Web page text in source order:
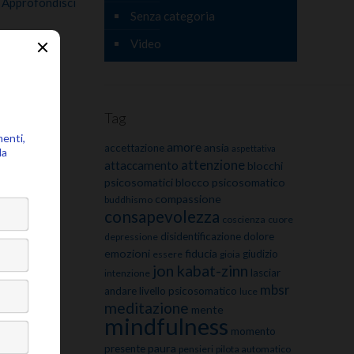
Senza categoria
Video
Tag
accettazione amore ansia aspettativa
attaccamento attenzione blocchi
psicosomatici blocco psicosomatico
buddhismo compassione
consapevolezza coscienza cuore
depressione disidentificazione dolore
emozioni essere fiducia gioia giudizio
intenzione jon kabat-zinn lasciar
andare livello psicosomatico luce mbsr
meditazione mente
mindfulness momento
presente paura pensieri pilota automatico